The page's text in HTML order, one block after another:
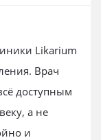
Likarium
Врач
доступным
а не
и